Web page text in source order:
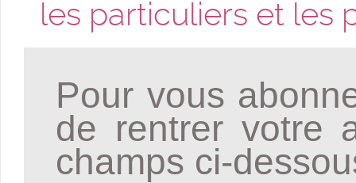
les particuliers et les
Pour vous
de rentrer votre
champs ci-